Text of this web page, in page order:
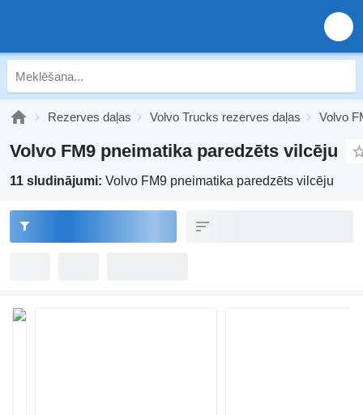
Rezerves daļas Volvo Trucks rezerves daļas Volvo
Volvo FM9 pneimatika paredzēts vilcēju
11 sludinājumi: Volvo FM9 pneimatika paredzēts vilcēju